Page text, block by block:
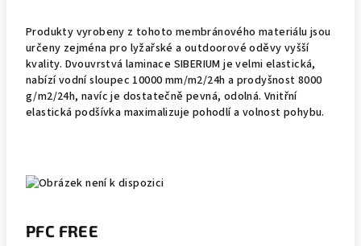
Produkty vyrobeny z tohoto membránového materiálu jsou
určeny zejména pro lyžařské a outdoorové oděvy vyšší
kvality. Dvouvrstvá laminace SIBERIUM je velmi elastická,
nabízí vodní sloupec 10000 mm/m2/24h a prodyšnost 8000
g/m2/24h, navíc je dostatečně pevná, odolná. Vnitřní
elastická podšívka maximalizuje pohodlí a volnost pohybu.
PFC FREE